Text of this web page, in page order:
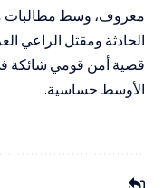
معروف، وسط مطالبات
الحادثة ومقتل الراعي
قضية أمن قومي شائكة
الأوسط حساسية.